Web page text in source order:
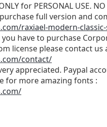
for PERSONAL USE. NO
full version and
raxiael-modern-
have to purchase
license please contact us
contact/
appreciated. Paypal
for more amazing fonts :